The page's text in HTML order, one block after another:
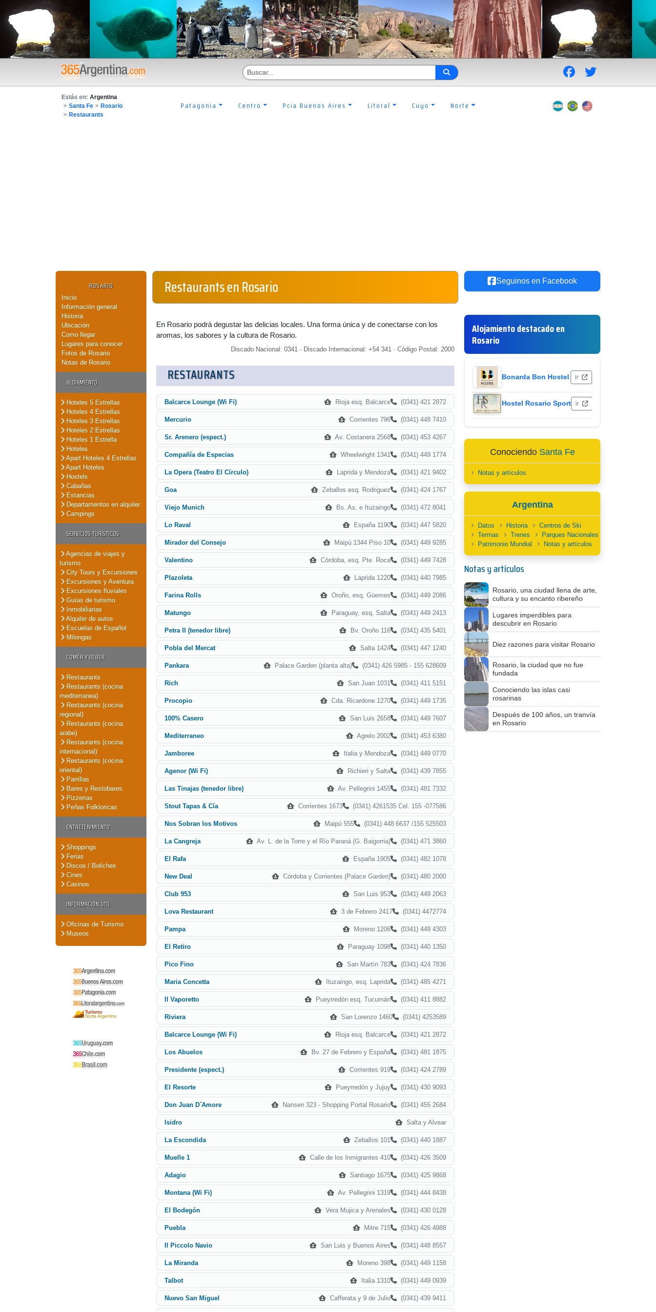
Estás en: Argentina
> Santa Fe > Rosario
> Restaurants
Patagonia Centro Pcia Buenos Aires Litoral Cuyo Norte
ROSARIO
Inicio
Información general
Historia
Ubicación
Como llegar
Lugares para conocer
Fotos de Rosario
Notas de Rosario
ALOJAMIENTO
Hoteles 5 Estrellas
Hoteles 4 Estrellas
Hoteles 3 Estrellas
Hoteles 2 Estrellas
Hoteles 1 Estrella
Hoteles
Apart Hoteles 4 Estrellas
Apart Hoteles
Hostels
Cabañas
Estancias
Departamentos en alquiler
Campings
SERVICIOS TURÍSTICOS
Agencias de viajes y
turismo
City Tours y Excursiones
Excursiones y Aventura
Excursiones fluviales
Guías de turismo
Inmobiliarias
Alquiler de autos
Escuelas de Español
Milongas
COMER Y BEBER
Restaurants
Restaurants (cocina
mediterranea)
Restaurants (cocina
regional)
Restaurants (cocina
arabe)
Restaurants (cocina
internacional)
Restaurants (cocina
oriental)
Parrillas
Bares y Restobares
Pizzerias
Peñas Folkloricas
ENTRETENIMIENTO
Shoppings
Ferias
Discos / Boliches
Cines
Casinos
INFORMACIÓN ÚTIL
Oficinas de Turismo
Museos
Restaurants en Rosario
En Rosario podrá degustar las delicias locales. Una forma única y de conectarse con los
aromas, los sabores y la cultura de Rosario.
Discado Nacional: 0341 · Discado Internacional: +54 341 · Código Postal: 2000
RESTAURANTS
Balcarce Lounge (Wi Fi) Rioja esq. Balcarce (0341) 421 2872
Mercurio Corrientes 796 (0341) 448 7410
Sr. Arenero (espect.) Av. Costanera 2568 (0341) 453 4267
Compañía de Especias Wheelwright 1341 (0341) 449 1774
La Opera (Teatro El Círculo) Laprida y Mendoza (0341) 421 9402
Goa Zeballos esq. Rodriguez (0341) 424 1767
Viejo Munich Bs. As. e Ituzaingo (0341) 472 8041
Lo Raval España 1190 (0341) 447 5820
Mirador del Consejo Maipú 1344 Piso 10 (0341) 449 9285
Valentino Córdoba, esq. Pte. Roca (0341) 449 7428
Plazoleta Laprida 1220 (0341) 440 7985
Farina Rolls Oroño, esq. Güemes (0341) 449 2086
Matungo Paraguay, esq. Salta (0341) 449 2413
Petra II (tenedor libre) Bv. Oroño 116 (0341) 435 5401
Pobla del Mercat Salta 1424 (0341) 447 1240
Pankara Palace Garden (planta alta) (0341) 426 5985 - 155 628609
Rich San Juan 1031 (0341) 411 5151
Procopio Cda. Ricardone 1270 (0341) 449 1735
100% Casero San Luis 2658 (0341) 449 7607
Mediterraneo Agrelo 2002 (0341) 453 6380
Jamboree Italia y Mendoza (0341) 449 0770
Agenor (Wi Fi) Richieri y Salta (0341) 439 7855
Las Tinajas (tenedor libre) Av. Pellegrini 1455 (0341) 481 7332
Stout Tapas & Cía Corrientes 1673 (0341) 4261535 Cel. 155 -077586
Nos Sobran los Motivos Maipú 555 (0341) 448 6637 /155 525503
La Cangreja Av. L. de la Torre y el Río Paraná (G. Baigorria) (0341) 471 3860
El Rafa España 1905 (0341) 482 1078
New Deal Córdoba y Corrientes (Palace Garden) (0341) 480 2000
Club 953 San Luis 953 (0341) 449 2063
Lova Restaurant 3 de Febrero 2417 (0341) 4472774
Pampa Moreno 1206 (0341) 449 4303
El Retiro Paraguay 1098 (0341) 440 1350
Pico Fino San Martín 783 (0341) 424 7836
Maria Concetta Ituzaingo, esq. Laprida (0341) 485 4271
Il Vaporetto Pueyrredón esq. Tucumán (0341) 411 8882
Riviera San Lorenzo 1460 (0341) 4253589
Balcarce Lounge (Wi Fi) Rioja esq. Balcarce (0341) 421 2872
Los Abuelos Bv. 27 de Febrero y España (0341) 481 1875
Presidente (espect.) Corrientes 919 (0341) 424 2789
El Resorte Pueyrredón y Jujuy (0341) 430 9093
Don Juan D´Amore Nansen 323 - Shopping Portal Rosario (0341) 455 2684
Isidro Salta y Alvear
La Escondida Zeballos 101 (0341) 440 1887
Muelle 1 Calle de los Inmigrantes 410 (0341) 426 3509
Adagio Santiago 1675 (0341) 425 9868
Montana (Wi Fi) Av. Pellegrini 1319 (0341) 444 8438
El Bodegón Vera Mujica y Arenales (0341) 430 0128
Puebla Mitre 715 (0341) 426 4988
Il Piccolo Navio San Luis y Buenos Aires (0341) 448 8557
La Miranda Moreno 398 (0341) 449 1158
Talbot Italia 1310 (0341) 449 0939
Nuevo San Miguel Cafferata y 9 de Julio (0341) 439 9411
Seguinos en Facebook
Alojamiento destacado en
Rosario
Bonarda Bon Hostel ir
Hostel Rosario Sport ir
Conociendo Santa Fe
Notas y artículos
Argentina
Datos Historia
Centros de Ski
Termas
Trenes
Parques Nacionales
Patrimonio Mundial
Notas y artículos
Notas y artículos
Rosario, una ciudad llena de arte,
cultura y su encanto ribereño
Lugares imperdibles para
descubrir en Rosario
Diez razones para visitar Rosario
Rosario, la ciudad que no fue
fundada
Conociendo las islas casi
rosarinas
Después de 100 años, un tranvía
en Rosario